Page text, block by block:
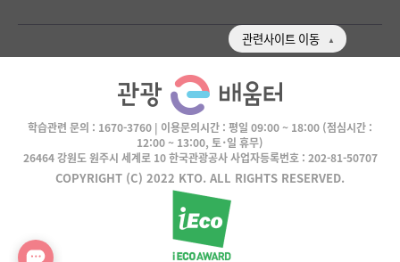
관련사이트 이동
학습관련 문의 : 1670-3760 | 이용문의시간 : 평일 09:00 ~ 18:00 (점심시간 :
12:00 ~ 13:00, 토･일 휴무)
26464 강원도 원주시 세계로 10 한국관광공사 사업자등록번호 : 202-81-50707
COPYRIGHT (C) 2022 KTO. ALL RIGHTS RESERVED.